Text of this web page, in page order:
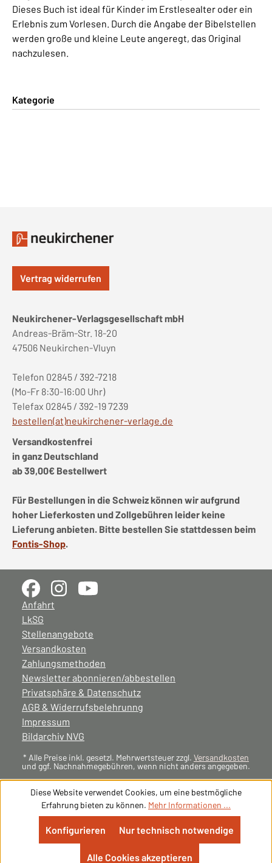
Dieses Buch ist ideal für Kinder im Erstlesealter oder ein
Erlebnis zum Vorlesen. Durch die Angabe der Bibelstellen
werden große und kleine Leute angeregt, das Original
nachzulesen.
Kategorie
Vertrag widerrufen
Neukirchener-Verlagsgesellschaft mbH
Andreas-Bräm-Str. 18-20
47506 Neukirchen-Vluyn
Telefon 02845 / 392-7218
(Mo-Fr 8:30-16:00 Uhr)
Telefax 02845 / 392-19 7239
bestellen(at)neukirchener-verlage.de
Versandkostenfrei
in ganz Deutschland
ab 39,00€ Bestellwert
Für Bestellungen in die Schweiz können wir aufgrund
hoher Lieferkosten und Zollgebühren leider keine
Lieferung anbieten. Bitte bestellen Sie stattdessen beim
Fontis-Shop.
Anfahrt
LkSG
Stellenangebote
Versandkosten
Zahlungsmethoden
Newsletter abonnieren/abbestellen
Privatsphäre & Datenschutz
AGB & Widerrufsbelehrunng
Impressum
Bildarchiv NVG
* Alle Preise inkl. gesetzl. Mehrwertsteuer zzgl. Versandkosten
und ggf. Nachnahmegebühren, wenn nicht anders angegeben.
Diese Website verwendet Cookies, um eine bestmögliche
Erfahrung bieten zu können. Mehr Informationen ...
Nur technisch notwendige
Konfigurieren
Alle Cookies akzeptieren